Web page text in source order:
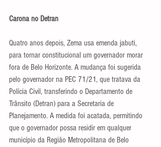
Carona no Detran
Quatro anos depois, Zema usa emenda jabuti,
para tornar constitucional um governador morar
fora de Belo Horizonte. A mudança foi sugerida
pelo governador na PEC 71/21, que tratava da
Polícia Civil, transferindo o Departamento de
Trânsito (Detran) para a Secretaria de
Planejamento. A medida foi acatada, permitindo
que o governador possa residir em qualquer
município da Região Metropolitana de Belo